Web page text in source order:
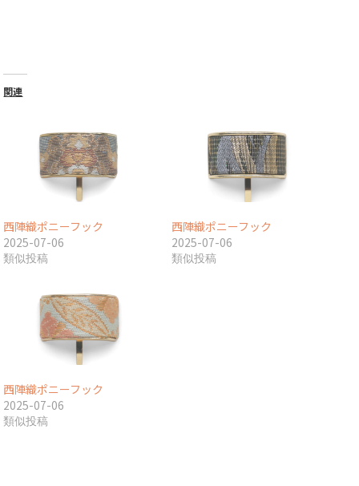
関連
西陣織ポニーフック
2025-07-06
類似投稿
西陣織ポニーフック
2025-07-06
類似投稿
西陣織ポニーフック
2025-07-06
類似投稿